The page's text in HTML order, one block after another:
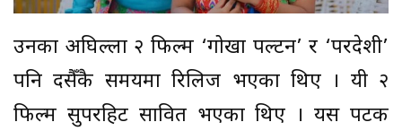
उनका अघिल्ला २ फिल्म ‘गोर्खा पल्टन’ र ‘परदेशी’
पनि दसैँकै समयमा रिलिज भएका थिए । यी २
फिल्म सुपरहिट सावित भएका थिए । यस पटक